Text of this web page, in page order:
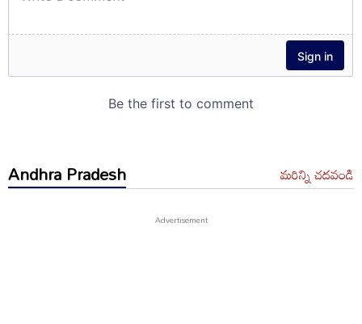
Andhra Pradesh మరిన్ని చదవండి